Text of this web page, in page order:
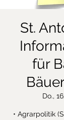
St.
für
Do.,
• Agrarpolitik